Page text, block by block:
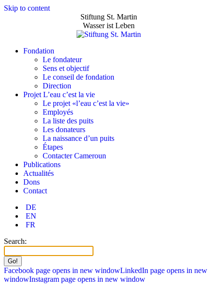
Skip to content
Stiftung St. Martin
Wasser ist Leben
Fondation
Le fondateur
Sens et objectif
Le conseil de fondation
Direction
Projet L’eau c’est la vie
Le projet «l’eau c’est la vie»
Employés
La liste des puits
Les donateurs
La naissance d’un puits
Étapes
Contacter Cameroun
Publications
Actualités
Dons
Contact
DE
EN
FR
Search:
Facebook page opens in new windowLinkedIn page opens in new
windowInstagram page opens in new window